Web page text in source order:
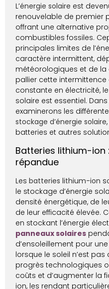
L’énergie solaire est
renouvelable de premier
offrant une alternative
combustibles fossiles.
principales limites de
caractère intermittent,
météorologiques et de la
pallier cette
constante en électricité,
solaire est essentiel.
examinerons les
stockage d’énergie solaire
batteries et autres
Batteries lithium-ion
répandue
Les batteries lithium-ion
le stockage d’énergie
densité énergétique, de
de leur efficacité élevée.
en stockant l’énergie
panneaux solaires
d’ensoleillement pour
lorsque le soleil n’est pas
progrès technologiques
coûts et d’augmenter la
ion, les rendant